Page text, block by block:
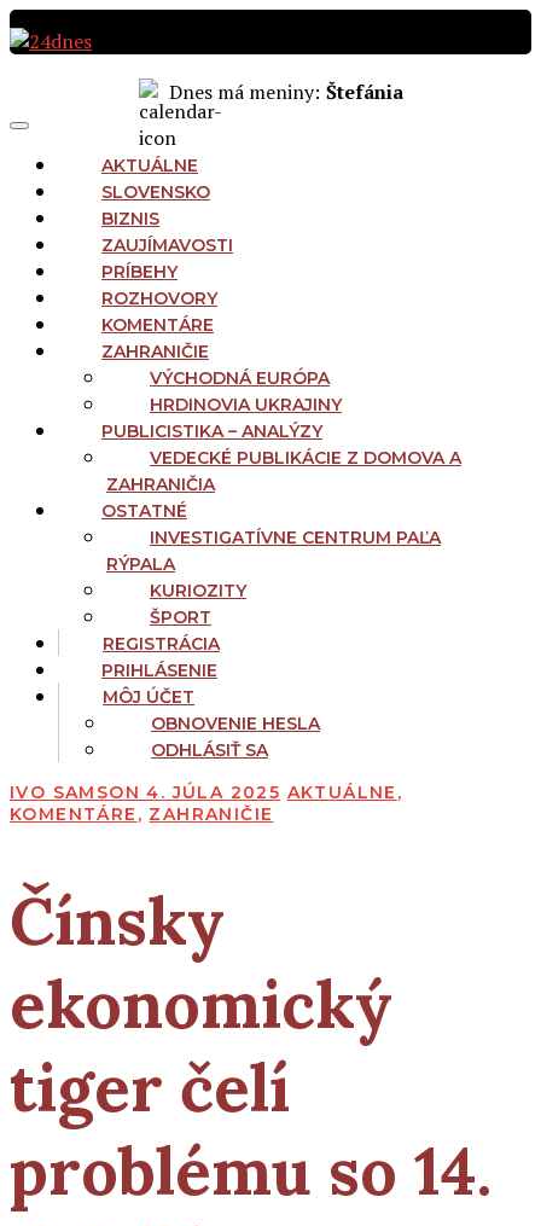
Preskočiť
na
Dnes má meniny: Štefánia
NAVIGATION
Menu
AKTUÁLNE
SLOVENSKO
BIZNIS
ZAUJÍMAVOSTI
PRÍBEHY
ROZHOVORY
KOMENTÁRE
ZAHRANIČIE
VÝCHODNÁ EURÓPA
HRDINOVIA UKRAJINY
PUBLICISTIKA – ANALÝZY
VEDECKÉ PUBLIKÁCIE Z DOMOVA A
ZAHRANIČIA
OSTATNÉ
INVESTIGATÍVNE CENTRUM PAĽA
RÝPALA
KURIOZITY
ŠPORT
REGISTRÁCIA
PRIHLÁSENIE
MÔJ ÚČET
OBNOVENIE HESLA
ODHLÁSIŤ SA
IVO SAMSON4. JÚLA 2025 AKTUÁLNE ,
KOMENTÁRE , ZAHRANIČIE
Čínsky
ekonomický
tiger čelí
problému so 14.